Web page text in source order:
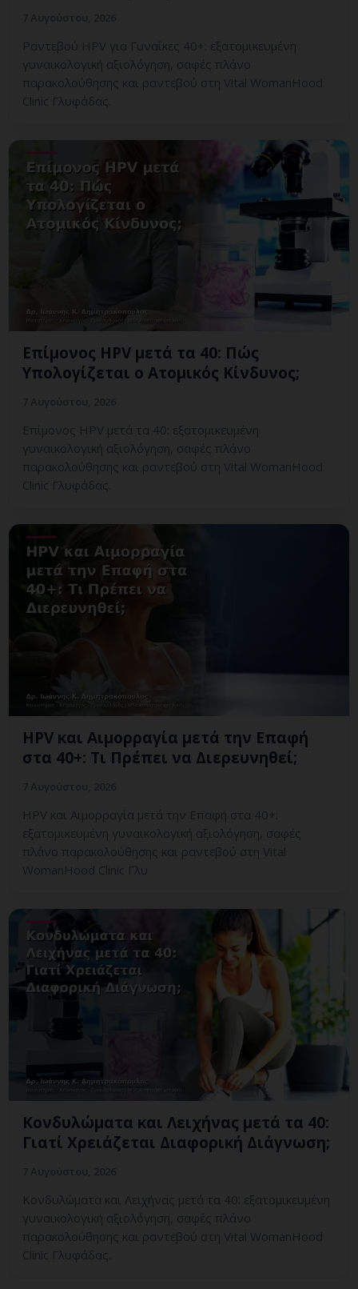
Ραντεβού HPV για Γυναίκες 40+: εξατομικευμένη
γυναικολογική αξιολόγηση, σαφές πλάνο
παρακολούθησης και ραντεβού στη Vital WomanHood
Clinic Γλυφάδας.
Επίμονος HPV μετά τα 40: Πώς
Υπολογίζεται ο Ατομικός Κίνδυνος;
Επίμονος HPV μετά τα 40: εξατομικευμένη
γυναικολογική αξιολόγηση, σαφές πλάνο
παρακολούθησης και ραντεβού στη Vital WomanHood
Clinic Γλυφάδας.
HPV και Αιμορραγία μετά την Επαφή
στα 40+: Τι Πρέπει να Διερευνηθεί;
HPV και Αιμορραγία μετά την Επαφή στα 40+:
εξατομικευμένη γυναικολογική αξιολόγηση, σαφές
πλάνο παρακολούθησης και ραντεβού στη Vital
WomanHood Clinic Γλυ
Κονδυλώματα και Λειχήνας μετά τα 40:
Γιατί Χρειάζεται Διαφορική Διάγνωση;
Κονδυλώματα και Λειχήνας μετά τα 40: εξατομικευμένη
γυναικολογική αξιολόγηση, σαφές πλάνο
παρακολούθησης και ραντεβού στη Vital WomanHood
Clinic Γλυφάδας.